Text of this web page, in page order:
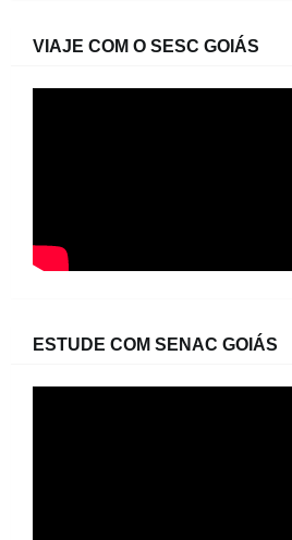
VIAJE COM O SESC GOIÁS
ESTUDE COM SENAC GOIÁS